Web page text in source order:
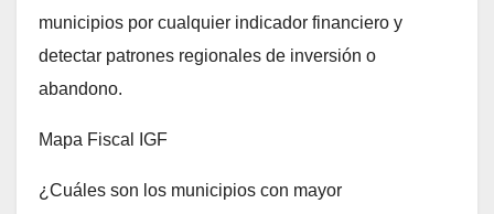
municipios por cualquier indicador financiero y
detectar patrones regionales de inversión o
abandono.
Mapa Fiscal IGF
¿Cuáles son los municipios con mayor